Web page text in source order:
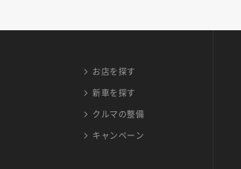
お店を探す
新車を探す
クルマの整備
キャンペーン